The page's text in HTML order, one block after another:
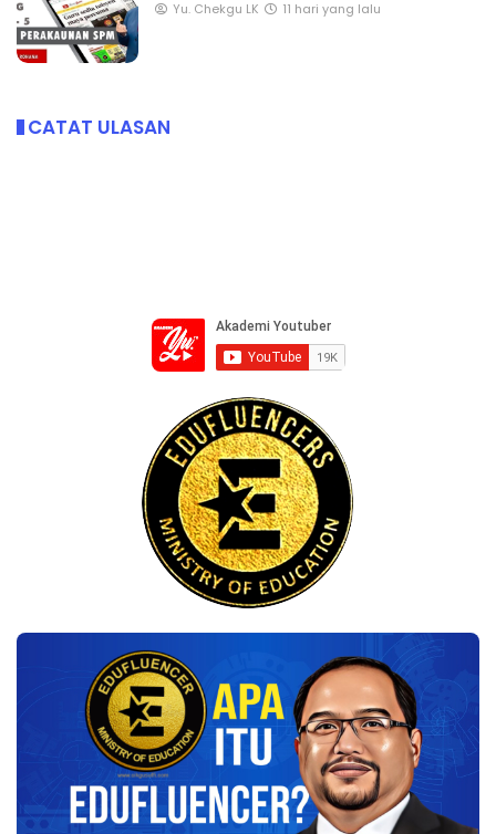
Yu. Chekgu LK 11 hari yang lalu
CATAT ULASAN